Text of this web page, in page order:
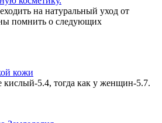
на натуральный уход от
помнить о следующих
кожи
5.4, тогда как у женщин-5.7.